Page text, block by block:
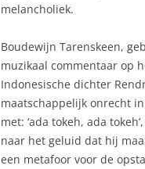
melancholiek.
Boudewijn Tarenskeen,
muzikaal commentaar op
Indonesische dichter
maatschappelijk onrecht
met: ‘ada tokeh, ada
naar het geluid dat hij
een metafoor voor de